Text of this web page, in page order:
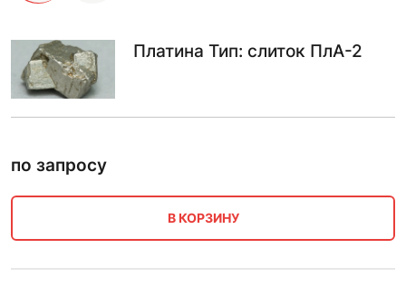
Платина Тип: слиток ПлА-2
по запросу
В КОРЗИНУ